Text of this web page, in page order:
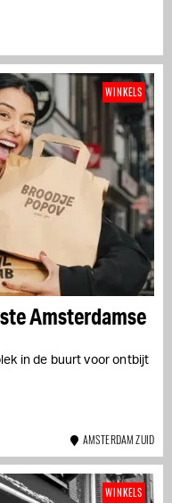
Amsterdamse
in de buurt voor ontbijt
WINKELS
AMSTERDAM ZUID
WINKELS